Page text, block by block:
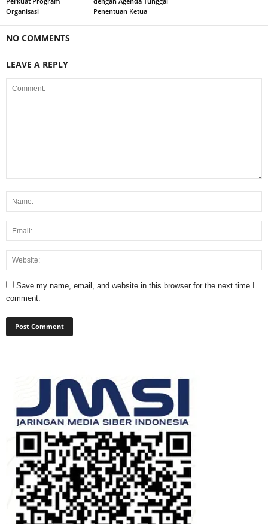
Organisasi
Penentuan Ketua
NO COMMENTS
LEAVE A REPLY
Save my name, email, and website in this browser for the next time I
comment.